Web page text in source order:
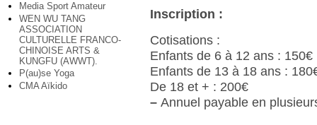
Media Sport Amateur
WEN WU TANG
ASSOCIATION
CULTURELLE FRANCO-
CHINOISE ARTS &
KUNGFU (AWWT).
P(au)se Yoga
CMA Aïkido
Inscription :
Cotisations :
Enfants de 6 à 12 ans : 150€
Enfants de 13 à 18 ans :
De 18 et + : 200€
– Annuel payable en